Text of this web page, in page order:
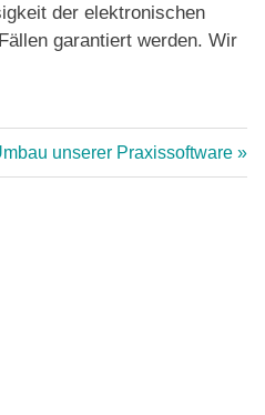
der elektronischen
garantiert werden. Wir
unserer Praxissoftware